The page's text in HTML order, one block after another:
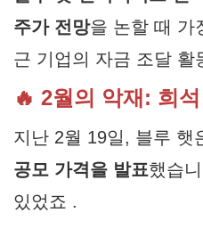
주가 전망을 논할 때 가
근 기업의 자금 조달 활
🔥 2월의 악재: 희
지난 2월 19일, 블루 햇
공모 가격을 발표했습
있었죠 .